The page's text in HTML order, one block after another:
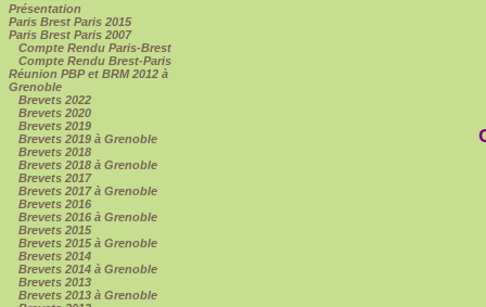
Présentation
Paris Brest Paris 2015
Paris Brest Paris 2007
Compte Rendu Paris-Brest
Compte Rendu Brest-Paris
Réunion PBP et BRM 2012 à
Grenoble
Brevets 2022
Brevets 2020
Brevets 2019
Brevets 2019 à Grenoble
Brevets 2018
Brevets 2018 à Grenoble
Brevets 2017
Brevets 2017 à Grenoble
Brevets 2016
Brevets 2016 à Grenoble
Brevets 2015
Brevets 2015 à Grenoble
Brevets 2014
Brevets 2014 à Grenoble
Brevets 2013
Brevets 2013 à Grenoble